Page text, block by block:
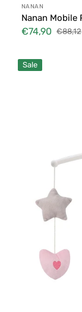
Anbieter:
NANAN
Nanan Mobile
Verkaufspreis
€74,90 €88,12
Verträumtes
Bettmobil
Sale